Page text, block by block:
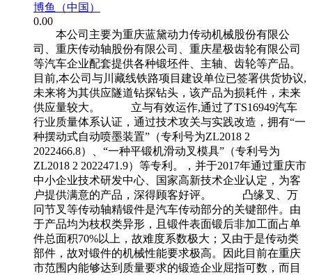
博鱼（中国）
0.00
本公司主要为重庆蓝黛动力传动机械股份有限公
司、重庆传动轴股份有限公司、重庆星极齿轮有限公司
等汽车企业配套提供各种锻坯件、主轴、齿轮等产品。
目前,本公司与川藏线铁路项目建设单位已签署供货协议,
未来将为其供应隧道钻探钻头，该产品为损耗件，未来
供应量较大。 立与有效运作,通过了TS16949汽车
行业质量体系认证，通过技术攻关与实践改造，拥有“一
种摆动式自动喷墨装置”（专利号为ZL2018 2
2022466.8）、“一种平锻机滑动叉模具”（专利号为
ZL2018 2 2022471.9）等专利。，并于2017年通过重庆市
中小企业技术研发中心、国家高新技术企业认定，为客
户提供满意的产品，深得顾客好评。 凸缘叉、万
冋节叉等传动轴精锻件是汽车传动部分的关键部件。由
于产品均为枝权类异形，且锻件表面锻后非加工面占单
件总面积70%以上，故难度系数极大；又由于是传动类
部件，故对锻件的机械性能要求极高。因此目前在重庆
市范围内能够达到质量要求的锻造企业屈指可数，而目